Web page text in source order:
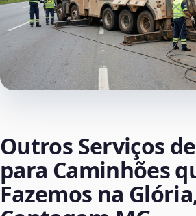
Outros Serviços
para Caminhões
Fazemos na